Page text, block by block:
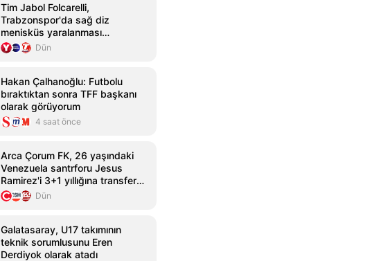
Tim Jabol Folcarelli,
Trabzonspor'da sağ diz
menisküs yaralanması
nedeniyle ameliyat oldu
Dün
Hakan Çalhanoğlu: Futbolu
bıraktıktan sonra TFF başkanı
olarak görüyorum
4 saat önce
Arca Çorum FK, 26 yaşındaki
Venezuela santrforu Jesus
Ramirez'i 3+1 yıllığına transfer
etti
Dün
Galatasaray, U17 takımının
teknik sorumlusunu Eren
Derdiyok olarak atadı